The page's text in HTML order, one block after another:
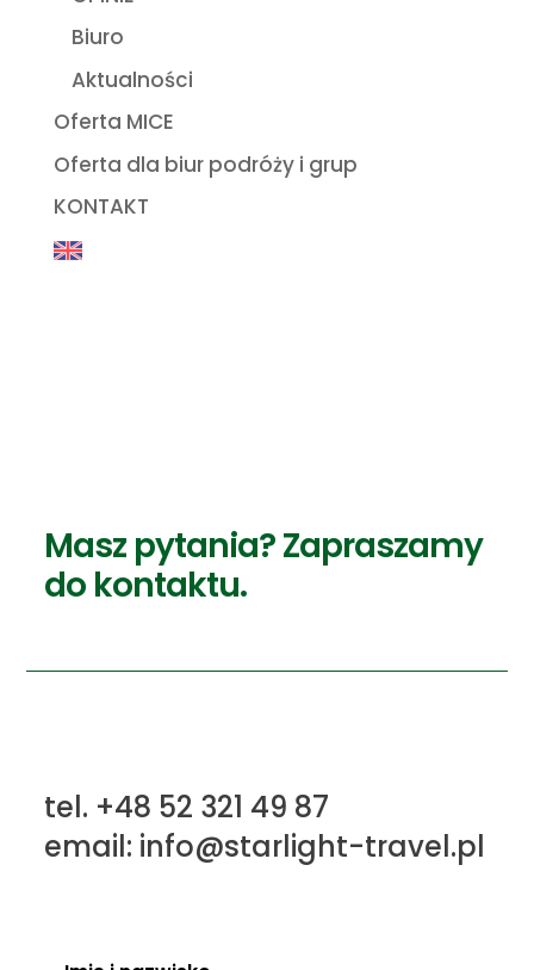
Biuro
Aktualności
Oferta MICE
Oferta dla biur podróży i grup
KONTAKT
A
Masz pytania? Zapraszamy
do kontaktu.
tel. +48 52 321 49 87
email: info@starlight-travel.pl